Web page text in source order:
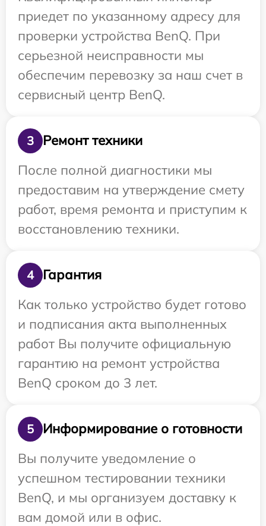
приедет по указанному адресу для
проверки устройства BenQ. При
серьезной неисправности мы
обеспечим перевозку за наш счет в
сервисный центр BenQ.
3
Ремонт техники
После полной диагностики мы
предоставим на утверждение смету
работ, время ремонта и приступим к
восстановлению техники.
4
Гарантия
Как только устройство будет готово
и подписания акта выполненных
работ Вы получите официальную
гарантию на ремонт устройства
BenQ сроком до 3 лет.
5
Информирование о готовности
Вы получите уведомление о
успешном тестировании техники
BenQ, и мы организуем доставку к
вам домой или в офис.